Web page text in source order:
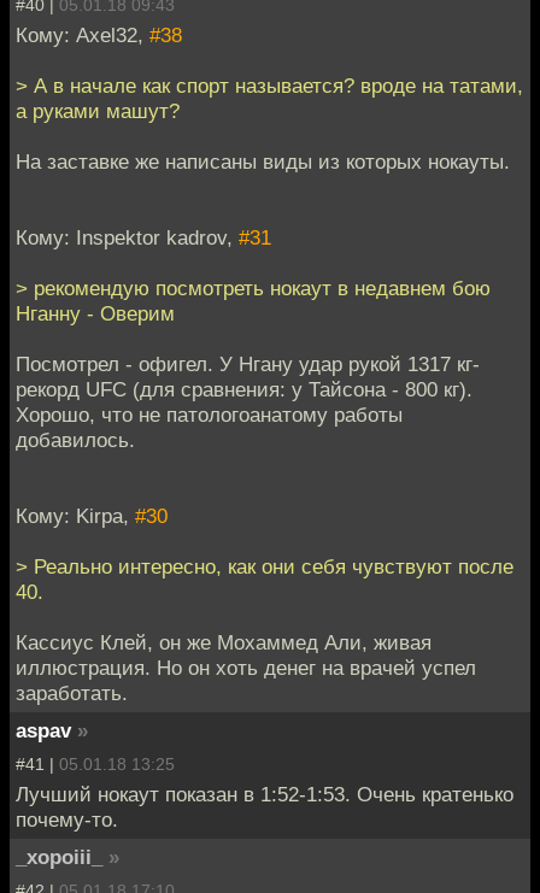
#40 | 05.01.18 09:43
Кому: Axel32, #38
> А в начале как спорт называется? вроде на татами,
а руками машут?
На заставке же написаны виды из которых нокауты.
Кому: Inspektor kadrov, #31
> рекомендую посмотреть нокаут в недавнем бою
Нганну - Оверим
Посмотрел - офигел. У Нгану удар рукой 1317 кг-
рекорд UFC (для сравнения: у Тайсона - 800 кг).
Хорошо, что не патологоанатому работы
добавилось.
Кому: Kirpa, #30
> Реально интересно, как они себя чувствуют после
40.
Кассиус Клей, он же Мохаммед Али, живая
иллюстрация. Но он хоть денег на врачей успел
заработать.
aspav »
#41 | 05.01.18 13:25
Лучший нокаут показан в 1:52-1:53. Очень кратенько
почему-то.
_xopoiii_
»